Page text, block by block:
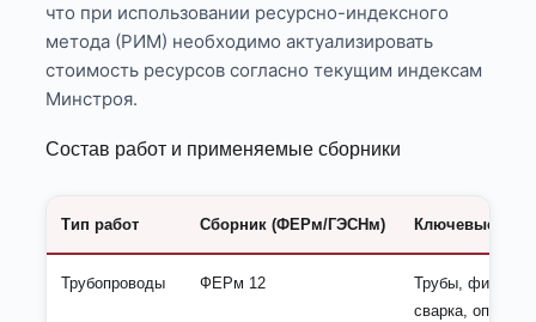
что при использовании ресурсно-индексного
метода (РИМ) необходимо актуализировать
стоимость ресурсов согласно текущим индексам
Минстроя.
Состав работ и применяемые сборники
Тип работ Сборник (ФЕРм/ГЭСНм) Ключевые
Трубопроводы ФЕРм 12
Трубы, фитинги,
сварка,